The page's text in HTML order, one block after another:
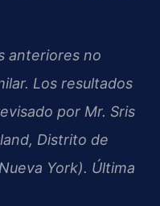
anteriores no
Los resultados
por Mr. Sris
Distrito de
York). Última